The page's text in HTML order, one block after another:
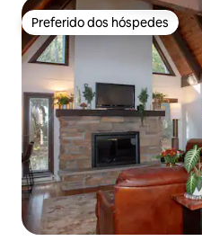
Preferido dos hóspedes
Preferido dos hóspedes